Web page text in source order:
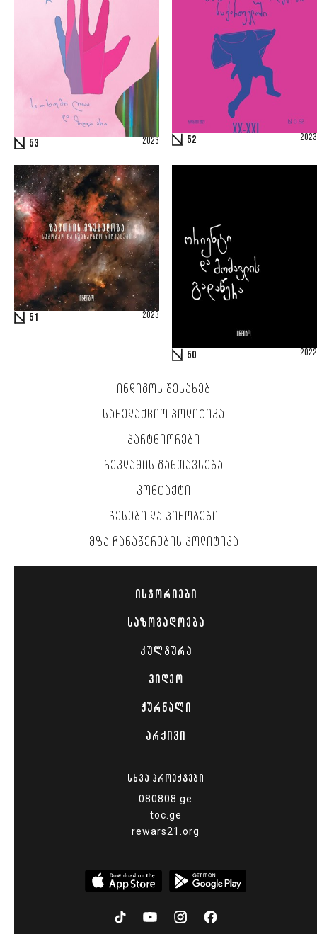
53 2023 52 2023
51 2023
50 2022
ᲘᲜᲓᲘᲒᲝᲡ ᲨᲔᲡᲐᲮᲔᲑ
ᲡᲐᲠᲔᲓᲐᲥᲪᲘᲝ ᲞᲝᲚᲘᲢᲘᲙᲐ
ᲞᲐᲠᲢᲜᲘᲝᲠᲔᲑᲘ
ᲠᲔᲙᲚᲐᲛᲘᲡ ᲒᲐᲜᲗᲐᲕᲡᲔᲑᲐ
ᲙᲝᲜᲢᲐᲥᲢᲘ
ᲬᲔᲡᲔᲑᲘ ᲓᲐ ᲞᲘᲠᲝᲑᲔᲑᲘ
ᲛᲖᲐ ᲩᲐᲜᲐᲬᲔᲠᲔᲑᲘᲡ ᲞᲝᲚᲘᲢᲘᲙᲐ
ᲘᲡᲢᲝᲠᲘᲔᲑᲘ
ᲡᲐᲖᲝᲒᲐᲓᲝᲔᲑᲐ
ᲙᲣᲚᲢᲣᲠᲐ
ᲕᲘᲓᲔᲝ
ᲟᲣᲠᲜᲐᲚᲘ
ᲐᲠᲥᲘᲕᲘ
ᲡᲮᲕᲐ ᲞᲠᲝᲔᲥᲢᲔᲑᲘ
080808.ge
toc.ge
rewars21.org